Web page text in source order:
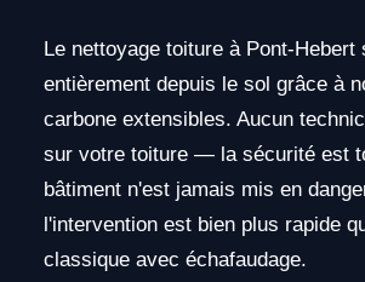
Le nettoyage toiture à Pont-Hebert
entièrement depuis le sol grâce à
carbone extensibles. Aucun
sur votre toiture — la sécurité est
bâtiment n'est jamais mis en
l'intervention est bien plus rapide
classique avec échafaudage.